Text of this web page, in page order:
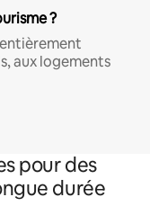
?
aux logements
pour des
durée